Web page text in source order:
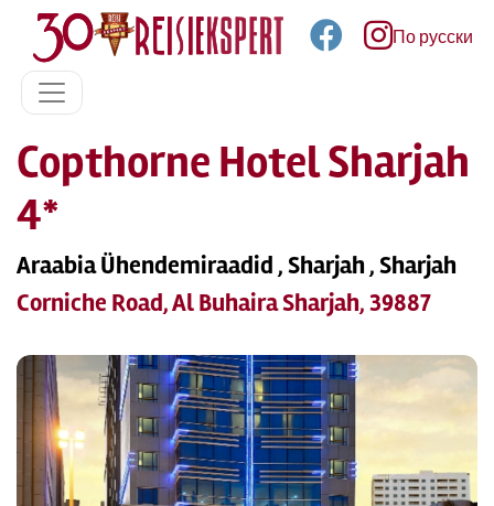
По русски
Copthorne Hotel Sharjah
4*
Araabia Ühendemiraadid , Sharjah , Sharjah
Corniche Road, Al Buhaira Sharjah, 39887